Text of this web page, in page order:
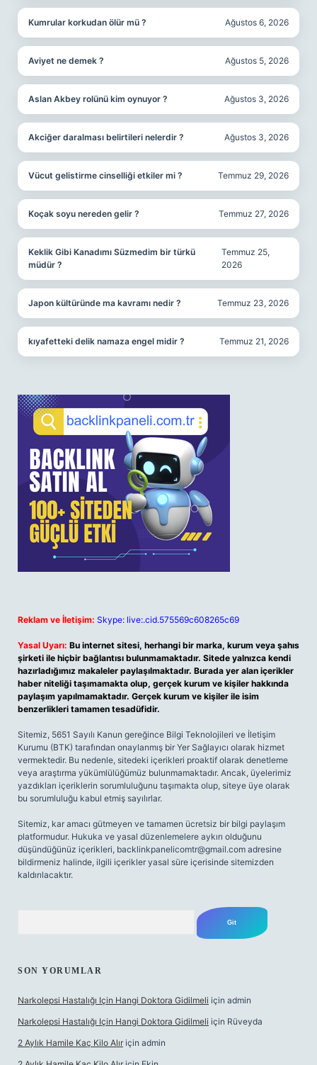
Kumrular korkudan ölür mü ? Ağustos 6, 2026
Aviyet ne demek ? Ağustos 5, 2026
Aslan Akbey rolünü kim oynuyor ? Ağustos 3, 2026
Akciğer daralması belirtileri nelerdir ? Ağustos 3, 2026
Vücut gelistirme cinselliği etkiler mi ? Temmuz 29, 2026
Koçak soyu nereden gelir ? Temmuz 27, 2026
Keklik Gibi Kanadımı Süzmedim bir türkü
müdür ?
Temmuz 25,
2026
Japon kültüründe ma kavramı nedir ? Temmuz 23, 2026
kıyafetteki delik namaza engel midir ? Temmuz 21, 2026
Reklam ve İletişim: Skype: live:.cid.575569c608265c69
Yasal Uyarı: Bu internet sitesi, herhangi bir marka, kurum veya şahıs
şirketi ile hiçbir bağlantısı bulunmamaktadır. Sitede yalnızca kendi
hazırladığımız makaleler paylaşılmaktadır. Burada yer alan içerikler
haber niteliği taşımamakta olup, gerçek kurum ve kişiler hakkında
paylaşım yapılmamaktadır. Gerçek kurum ve kişiler ile isim
benzerlikleri tamamen tesadüfidir.
Sitemiz, 5651 Sayılı Kanun gereğince Bilgi Teknolojileri ve İletişim
Kurumu (BTK) tarafından onaylanmış bir Yer Sağlayıcı olarak hizmet
vermektedir. Bu nedenle, sitedeki içerikleri proaktif olarak denetleme
veya araştırma yükümlülüğümüz bulunmamaktadır. Ancak, üyelerimiz
yazdıkları içeriklerin sorumluluğunu taşımakta olup, siteye üye olarak
bu sorumluluğu kabul etmiş sayılırlar.
Sitemiz, kar amacı gütmeyen ve tamamen ücretsiz bir bilgi paylaşım
platformudur. Hukuka ve yasal düzenlemelere aykırı olduğunu
düşündüğünüz içerikleri, backlinkpanelicomtr@gmail.com adresine
bildirmeniz halinde, ilgili içerikler yasal süre içerisinde sitemizden
kaldırılacaktır.
SON YORUMLAR
Narkolepsi Hastalığı Için Hangi Doktora Gidilmeli için admin
Narkolepsi Hastalığı Için Hangi Doktora Gidilmeli için Rüveyda
2 Aylık Hamile Kaç Kilo Alır için admin